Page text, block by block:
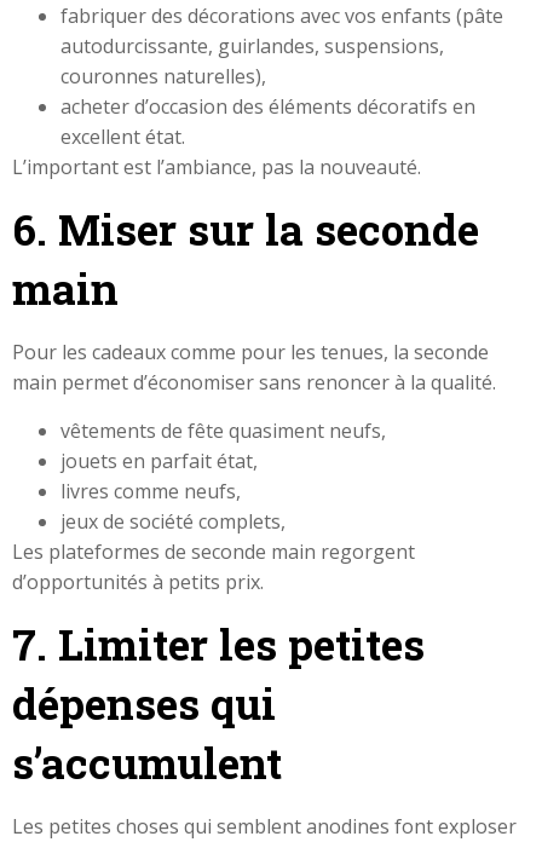
fabriquer des décorations avec vos enfants (pâte
autodurcissante, guirlandes, suspensions,
couronnes naturelles),
acheter d’occasion des éléments décoratifs en
excellent état.
L’important est l’ambiance, pas la nouveauté.
6. Miser sur la seconde
main
Pour les cadeaux comme pour les tenues, la seconde
main permet d’économiser sans renoncer à la qualité.
vêtements de fête quasiment neufs,
jouets en parfait état,
livres comme neufs,
jeux de société complets,
Les plateformes de seconde main regorgent
d’opportunités à petits prix.
7. Limiter les petites
dépenses qui
s’accumulent
Les petites choses qui semblent anodines font exploser